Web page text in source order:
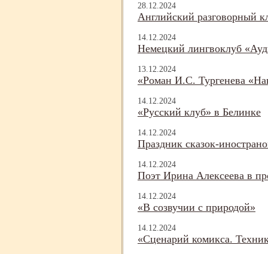
28.12.2024
Английский разговорный
14.12.2024
Немецкий лингвоклуб
13.12.2024
«Роман И.С. Тургенева
14.12.2024
«Русский клуб» в Белинке
14.12.2024
Праздник сказок-
14.12.2024
Поэт Ирина Алексеева в
14.12.2024
«В созвучии с природой»
14.12.2024
«Сценарий комикса.